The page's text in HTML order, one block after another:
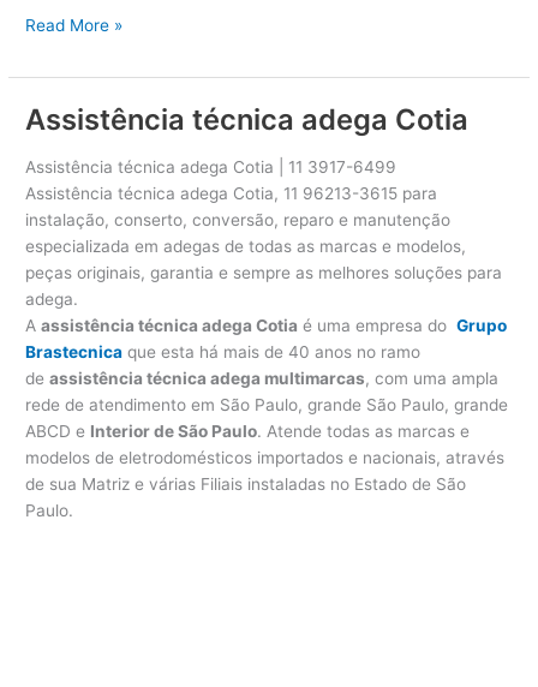
A
s
s
t
ê
n
a
t
é
c
a
a
Read More »
Assistência técnica adega Cotia
Assistência técnica adega Cotia | 11 3917-6499
Assistência técnica adega Cotia, 11 96213-3615 para
instalação, conserto, conversão, reparo e manutenção
especializada em adegas de todas as marcas e modelos,
peças originais, garantia e sempre as melhores soluções para
adega.
Aassistência técnica adega Cotia é uma empresa doGrupo
Brastecnica que esta há mais de 40 anos no ramo
deassistência técnica adega multimarcas, com uma ampla
rede de atendimento em São Paulo, grande São Paulo, grande
ABCD e Interior de São Paulo. Atende todas as marcas e
modelos de eletrodomésticos importados e nacionais, através
de sua Matriz e várias Filiais instaladas no Estado de São
Paulo.